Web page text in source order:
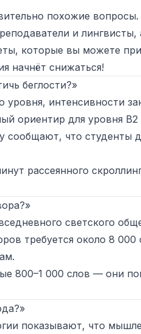
похожие
и лингвисты,
которые вы можете
начнёт снижаться!
беглости?»
уровня, интенсивности
ориентир для уровня B2
что студенты
рассеянного
светского
требуется около 8
800–1 000 слов — они
показывают, что